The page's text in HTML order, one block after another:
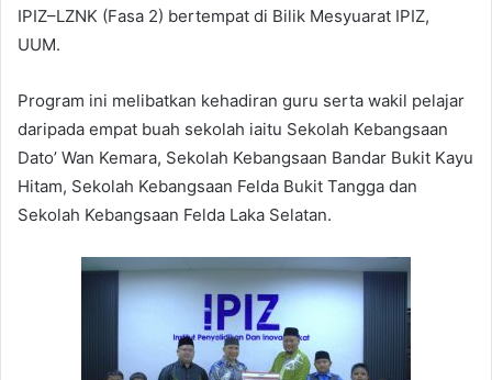
IPIZ–LZNK (Fasa 2) bertempat di Bilik Mesyuarat IPIZ,
UUM.
Program ini melibatkan kehadiran guru serta wakil pelajar
daripada empat buah sekolah iaitu Sekolah Kebangsaan
Dato’ Wan Kemara, Sekolah Kebangsaan Bandar Bukit Kayu
Hitam, Sekolah Kebangsaan Felda Bukit Tangga dan
Sekolah Kebangsaan Felda Laka Selatan.